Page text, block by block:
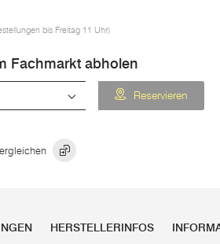
bis Freitag 11 Uhr)
Fachmarkt abholen
Reservieren
HERSTELLERINFOS